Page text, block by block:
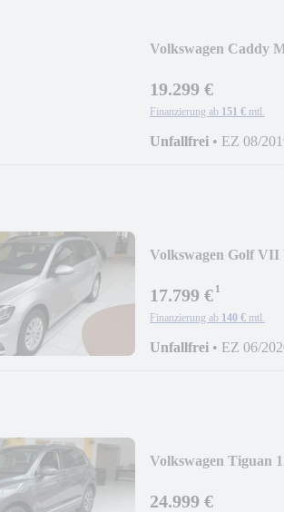
Volkswagen Caddy
19.299 €
Finanzierung ab 151 € mtl.
Unfallfrei • EZ 08/
Volkswagen Golf
17.799 €¹
Finanzierung ab 140 € mtl.
Unfallfrei • EZ 06/
Volkswagen
24.999 €